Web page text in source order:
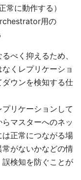
常に動作する）
用の
べく抑えるため、
くレプリケーショ
ウンを検知する仕
リケーションして
マスターへのネッ
は正常につながる場
がないかなどの情
検知を防ぐことが